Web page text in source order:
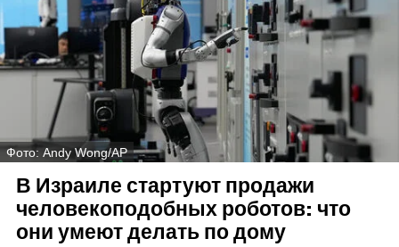
Фото: Andy Wong/AP
В Израиле стартуют продажи
человекоподобных роботов: что
они умеют делать по дому